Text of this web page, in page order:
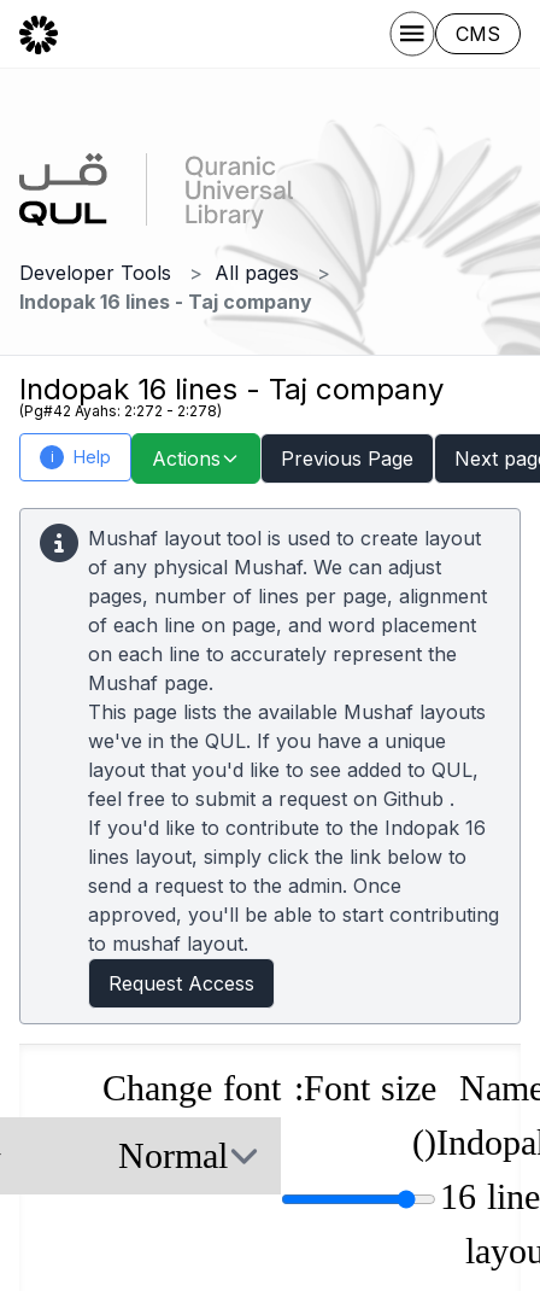
CMS
Developer Tools
All pages
Indopak 16 lines - Taj company
Indopak 16 lines - Taj company
(Pg#42 Ayahs: 2:272 - 2:278)
i Help Actions Previous Page Next
Mushaf layout tool is used to create layout
of any physical Mushaf. We can adjust
pages, number of lines per page, alignment
of each line on page, and word placement
on each line to accurately represent the
Mushaf page.
This page lists the available Mushaf layouts
we've in the QUL. If you have a unique
layout that you'd like to see added to QUL,
feel free to submit a request on Github .
If you'd like to contribute to the Indopak 16
lines layout, simply click the link below to
send a request to the admin. Once
approved, you'll be able to start contributing
to mushaf layout.
Request Access
16
Font size:
(
)
Change font